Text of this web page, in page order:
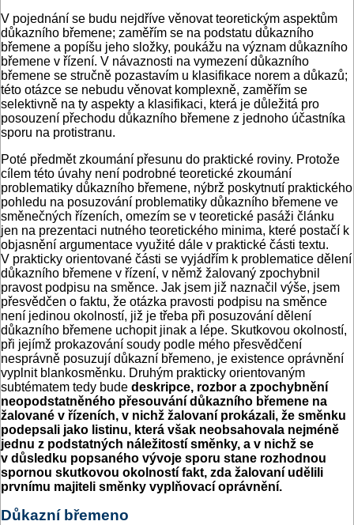
V pojednání se budu nejdříve věnovat teoretickým aspektům
důkazního břemene; zaměřím se na podstatu důkazního
břemene a popíšu jeho složky, poukážu na význam důkazního
břemene v řízení. V návaznosti na vymezení důkazního
břemene se stručně pozastavím u klasifikace norem a důkazů;
této otázce se nebudu věnovat komplexně, zaměřím se
selektivně na ty aspekty a klasifikaci, která je důležitá pro
posouzení přechodu důkazního břemene z jednoho účastníka
sporu na protistranu.
Poté předmět zkoumání přesunu do praktické roviny. Protože
cílem této úvahy není podrobné teoretické zkoumání
problematiky důkazního břemene, nýbrž poskytnutí praktického
pohledu na posuzování problematiky důkazního břemene ve
směnečných řízeních, omezím se v teoretické pasáži článku
jen na prezentaci nutného teoretického minima, které postačí k
objasnění argumentace využité dále v praktické části textu.
V prakticky orientované části se vyjádřím k problematice dělení
důkazního břemene v řízení, v němž žalovaný zpochybnil
pravost podpisu na směnce. Jak jsem již naznačil výše, jsem
přesvědčen o faktu, že otázka pravosti podpisu na směnce
není jedinou okolností, již je třeba při posuzování dělení
důkazního břemene uchopit jinak a lépe. Skutkovou okolností,
při jejímž prokazování soudy podle mého přesvědčení
nesprávně posuzují důkazní břemeno, je existence oprávnění
vyplnit blankosměnku. Druhým prakticky orientovaným
subtématem tedy bude deskripce, rozbor a zpochybnění
neopodstatněného přesouvání důkazního břemene na
žalované v řízeních, v nichž žalovaní prokázali, že směnku
podepsali jako listinu, která však neobsahovala nejméně
jednu z podstatných náležitostí směnky, a v nichž se
v důsledku popsaného vývoje sporu stane rozhodnou
spornou skutkovou okolností fakt, zda žalovaní udělili
prvnímu majiteli směnky vyplňovací oprávnění.
Důkazní břemeno